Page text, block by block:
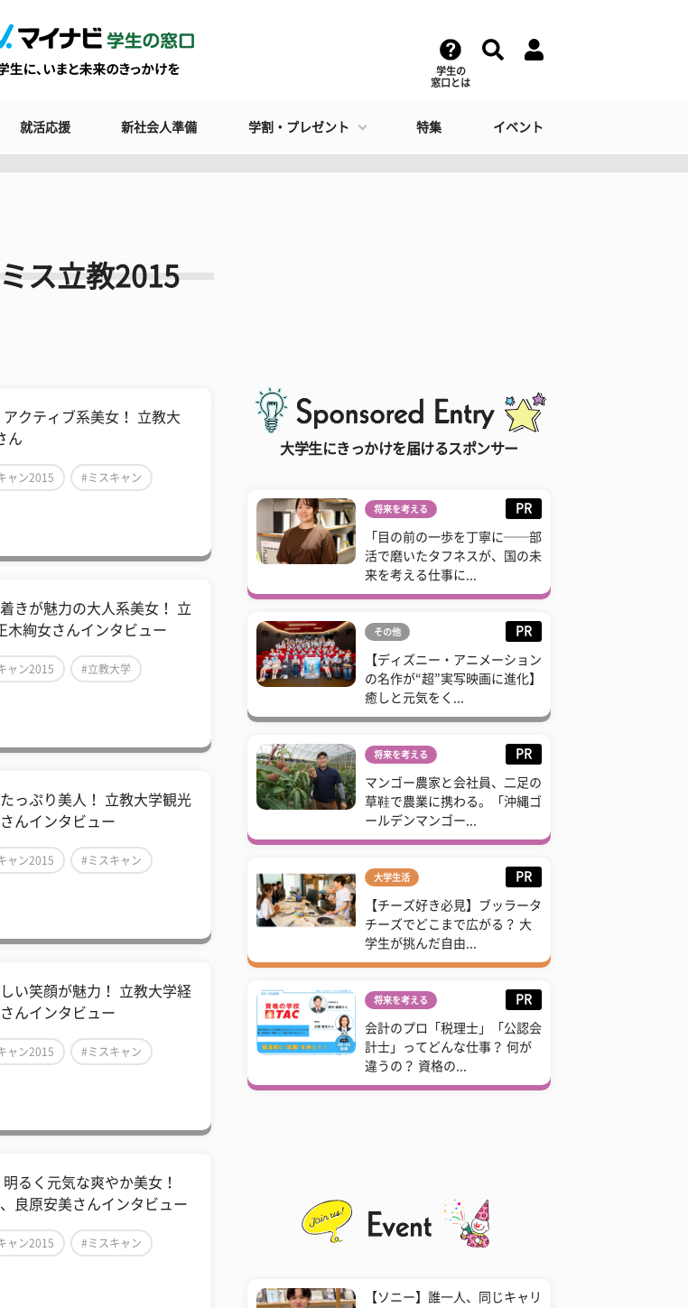
学生の
窓口とは
就活応援 新社会人準備 学割・プレゼント 特集 イベント
ス立教2015
アクティブ系美女！ 立教大
ん
ャン2015 #ミスキャン
きが魅力の大人系美女！ 立
木絢女さんインタビュー
ャン2015 #立教大学
っぷり美人！ 立教大学観光
んインタビュー
ャン2015 #ミスキャン
い笑顔が魅力！ 立教大学経
んインタビュー
ャン2015 #ミスキャン
るく元気な爽やか美女！
良原安美さんインタビュー
ャン2015 #ミスキャン
大学生にきっかけを届けるスポンサー
将来を考える PR
「目の前の一歩を丁寧に──部
活で磨いたタフネスが、国の未
来を考える仕事に...
その他 PR
【ディズニー・アニメーション
の名作が“超”実写映画に進化】
癒しと元気をく...
将来を考える PR
マンゴー農家と会社員、二足の
草鞋で農業に携わる。「沖縄ゴ
ールデンマンゴー...
大学生活 PR
【チーズ好き必見】ブッラータ
チーズでどこまで広がる？ 大
学生が挑んだ自由...
将来を考える PR
会計のプロ「税理士」「公認会
計士」ってどんな仕事？ 何が
違うの？ 資格の...
【ソニー】誰一人、同じキャリ